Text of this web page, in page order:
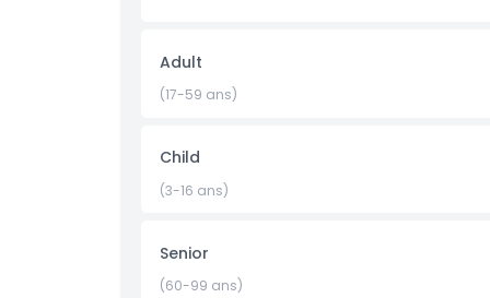
Points forts
Adult
(17-59 ans)
Child
(3-16 ans)
Senior
(60-99 ans)